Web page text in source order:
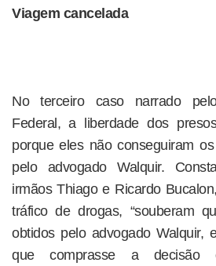
Viagem cancelada
No terceiro caso narrado
Federal, a liberdade dos
porque eles não conseguiram
pelo advogado Walquir.
irmãos Thiago e Ricardo
tráfico de drogas, “souberam
obtidos pelo advogado Walquir,
que comprasse a decisão